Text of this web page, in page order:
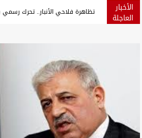
الأخبار
العاجلة ارتفاع جديد بأسعار الذهب في